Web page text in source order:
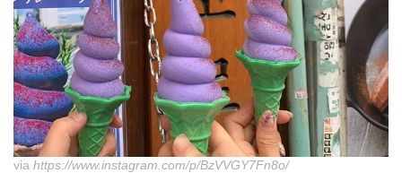
via https://www.instagram.com/p/BzVVGY7Fn8o/